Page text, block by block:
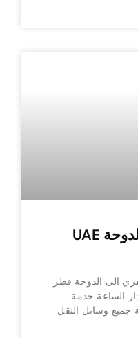
سطحة الامارات الى الدوحة UAE
الى الدوحة قطر
الساعة خدمة
وساىل النقل